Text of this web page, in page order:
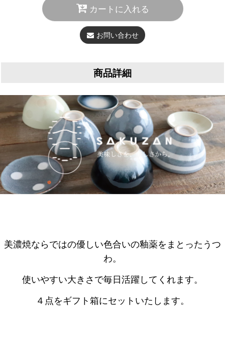
カートに入れる
お問い合わせ
商品詳細
美濃焼ならではの優しい色合いの釉薬をまとったうつ
わ。
使いやすい大きさで毎日活躍してくれます。
４点をギフト箱にセットいたします。